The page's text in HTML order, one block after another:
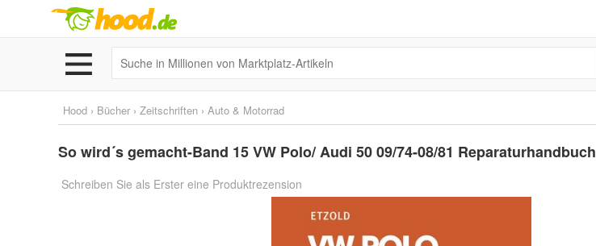
Hood › Bücher › Zeitschriften › Auto & Motorrad
So wird´s gemacht-Band 15 VW Polo/ Audi 50 09/74-08/81 Reparaturhandbuch
Schreiben Sie als Erster eine Produktrezension